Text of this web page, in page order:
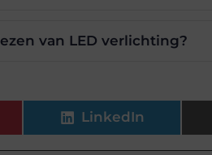
van LED verlichting?
LinkedIn